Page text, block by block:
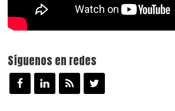
Síguenos en redes